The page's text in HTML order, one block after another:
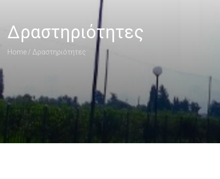
Δραστηριότητες
Home Δραστηριότητες